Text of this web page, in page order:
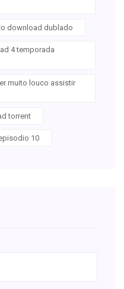
download dublado
4 temporada
muito louco assistir
torrent
10